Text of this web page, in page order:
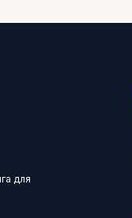
для